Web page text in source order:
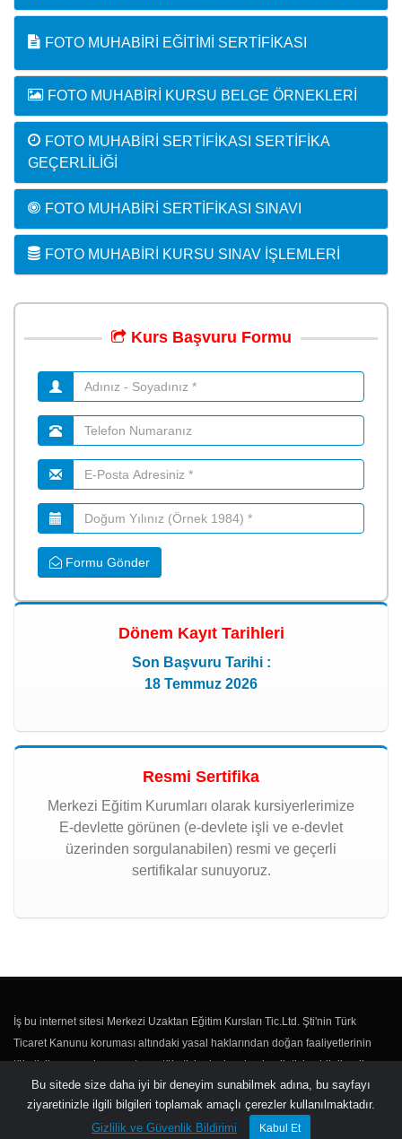
FOTO MUHABIRI EĞITIMI SERTIFIKASI
FOTO MUHABIRI KURSU BELGE ÖRNEKLERI
FOTO MUHABIRI SERTIFIKASI SERTIFIKA
GEÇERLILIĞI
FOTO MUHABIRI SERTIFIKASI SINAVI
FOTO MUHABIRI KURSU SINAV İŞLEMLERI
Kurs Başvuru Formu
Formu Gönder
Dönem Kayıt Tarihleri
Son Başvuru Tarihi :
18 Temmuz 2026
Resmi Sertifika
Merkezi Eğitim Kurumları olarak kursiyerlerimize
E-devlette görünen (e-devlete işli ve e-devlet
üzerinden sorgulanabilen) resmi ve geçerli
sertifikalar sunuyoruz.
İş bu internet sitesi Merkezi Uzaktan Eğitim Kursları Tic.Ltd. Şti'nin Türk
Ticaret Kanunu koruması altındaki yasal haklarından doğan faaliyetlerinin
tüketicilere sunulması ve/veya tüketici adaylarıyla olan iletişim, bilgilendirme
vs. faaliyetleri için kullanılmaktadır.
Kullanıcı Sözleşmesi Gizlilik ve Güvenlik Bildirimi
Bu sitede size daha iyi bir deneyim sunabilmek adına, bu sayfayı
ziyaretinizle ilgili bilgileri toplamak amaçlı çerezler kullanılmaktadır.
Gizlilik ve Güvenlik Bildirimi
Kabul Et